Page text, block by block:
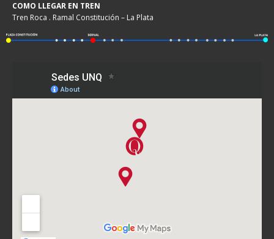
COMO LLEGAR EN TREN
Tren Roca . Ramal Constitución – La Plata